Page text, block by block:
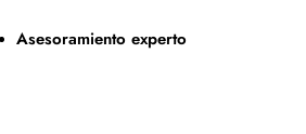
Asesoramiento experto